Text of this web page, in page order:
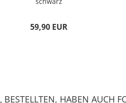
59,90 EUR
HABEN AUCH